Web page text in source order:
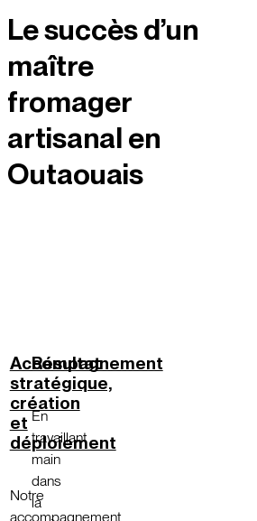
Le succès d’un
maître
fromager
artisanal en
Outaouais
Accompagnement
stratégique,
création
et
déploiement
Notre
accompagnement
Résultat
En
travaillant
main
dans
la